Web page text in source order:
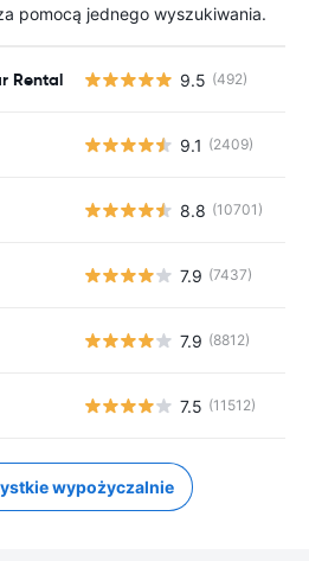
pomocą jednego wyszukiwania.
Rental 9.5 (492)
9.1 (2409)
8.8 (10701)
7.9 (7437)
7.9 (8812)
7.5 (11512)
wypożyczalnie